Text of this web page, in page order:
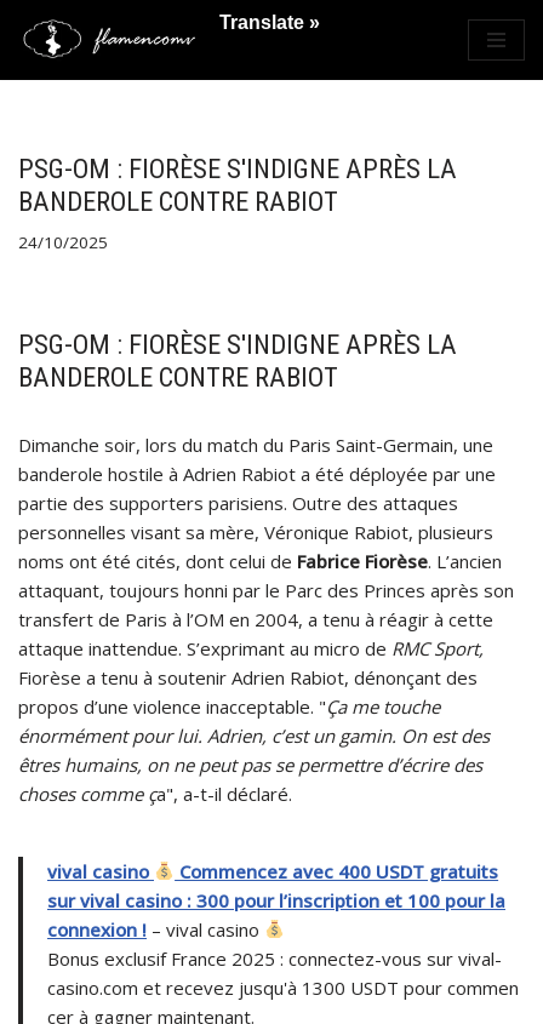
Saltar
PSG-OM : FIORÈSE S'INDIGNE APRÈS LA
BANDEROLE CONTRE RABIOT
24/10/2025
PSG-OM : FIORÈSE S'INDIGNE APRÈS LA
BANDEROLE CONTRE RABIOT
Dimanche soir, lors du match du Paris Saint-Germain, une
banderole hostile à Adrien Rabiot a été déployée par une
partie des supporters parisiens. Outre des attaques
personnelles visant sa mère, Véronique Rabiot, plusieurs
noms ont été cités, dont celui de Fabrice Fiorèse. L’ancien
attaquant, toujours honni par le Parc des Princes après son
transfert de Paris à l’OM en 2004, a tenu à réagir à cette
attaque inattendue. S’exprimant au micro de RMC Sport,
Fiorèse a tenu à soutenir Adrien Rabiot, dénonçant des
propos d’une violence inacceptable. "Ça me touche
énormément pour lui. Adrien, c’est un gamin. On est des
êtres humains, on ne peut pas se permettre d’écrire des
choses comme ça", a-t-il déclaré.
vival casino
Commencez avec 400 USDT gratuits
sur vival casino : 300 pour l’inscription et 100 pour la
connexion ! – vival casino
Bonus exclusif France 2025 : connectez-vous sur vival-
casino.com et recevez jusqu'à 1300 USDT pour commen
cer à gagner maintenant.
Translate »